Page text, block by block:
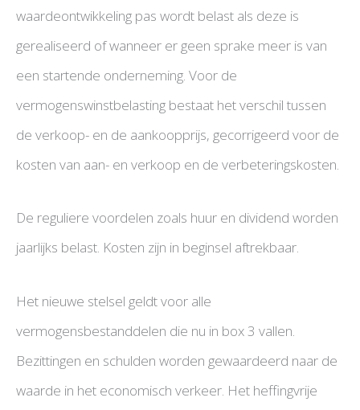
waardeontwikkeling pas wordt belast als deze is
gerealiseerd of wanneer er geen sprake meer is van
een startende onderneming. Voor de
vermogenswinstbelasting bestaat het verschil tussen
de verkoop- en de aankoopprijs, gecorrigeerd voor de
kosten van aan- en verkoop en de verbeteringskosten.
De reguliere voordelen zoals huur en dividend worden
jaarlijks belast. Kosten zijn in beginsel aftrekbaar.
Het nieuwe stelsel geldt voor alle
vermogensbestanddelen die nu in box 3 vallen.
Bezittingen en schulden worden gewaardeerd naar de
waarde in het economisch verkeer. Het heffingvrije